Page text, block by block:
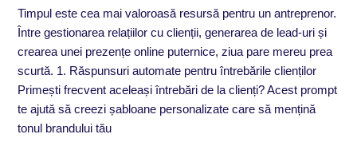
Timpul este cea mai valoroasă resursă pentru un antreprenor.
Între gestionarea relațiilor cu clienții, generarea de lead-uri și
crearea unei prezențe online puternice, ziua pare mereu prea
scurtă. 1. Răspunsuri automate pentru întrebările clienților
Primești frecvent aceleași întrebări de la clienți? Acest prompt
te ajută să creezi șabloane personalizate care să mențină
tonul brandului tău
afacerea